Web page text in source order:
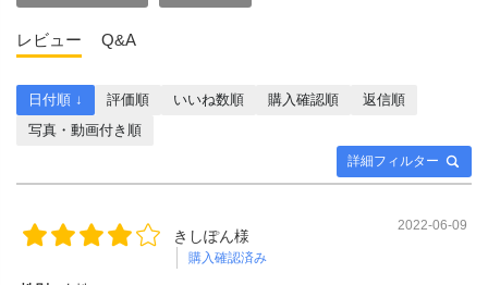
レビュー Q&A
詳細フィルター
日付順 ↓ 評価順 いいね数順 購入確認順
返信順
写真・動画付き順
きしぽん様
購入確認済み
2022-06-09